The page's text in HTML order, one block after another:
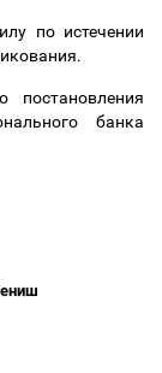
по истечении
постановления
банка